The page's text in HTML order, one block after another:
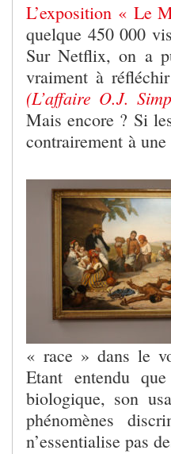
L’exposition « Le
quelque 450 000
Sur Netflix, on a
vraiment à
(L’affaire O.J.
Mais encore ? Si
contrairement à
« race » dans le
Etant entendu
biologique, son
phénomènes
n’essentialise pas